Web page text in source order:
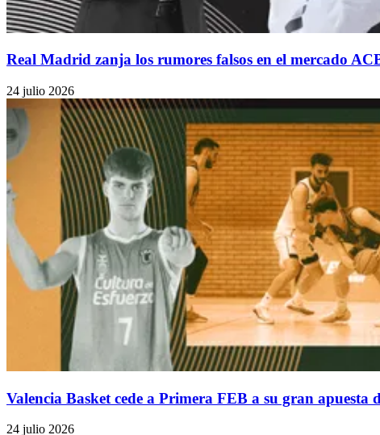
Real Madrid zanja los rumores falsos en el mercado
24 julio 2026
Valencia Basket cede a Primera FEB a su gran
24 julio 2026